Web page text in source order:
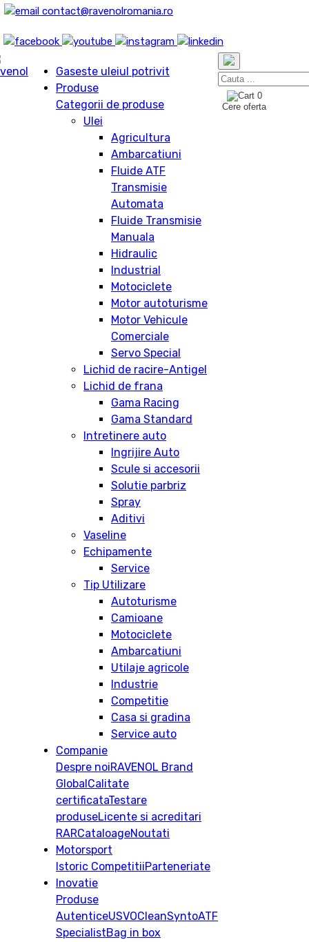
contact@ravenolromania.ro
Gaseste uleiul potrivit
Produse
Categorii de produse
Ulei
Agricultura
Ambarcatiuni
Fluide ATF
Transmisie
Automata
Fluide Transmisie
Manuala
Hidraulic
Industrial
Motociclete
Motor autoturisme
Motor Vehicule
Comerciale
Servo Special
Lichid de racire-Antigel
Lichid de frana
Gama Racing
Gama Standard
Intretinere auto
Ingrijire Auto
Scule si accesorii
Solutie parbriz
Spray
Aditivi
Vaseline
Echipamente
Service
Tip Utilizare
Autoturisme
Camioane
Motociclete
Ambarcatiuni
Utilaje agricole
Industrie
Competitie
Casa si gradina
Service auto
Companie
Despre noiRAVENOL Brand
GlobalCalitate
certificataTestare
produseLicente si acreditari
RARCataloageNoutati
Motorsport
Istoric CompetitiiParteneriate
Inovatie
Produse
AutenticeUSVOCleanSyntoATF
SpecialistBag in box
0
Cere oferta